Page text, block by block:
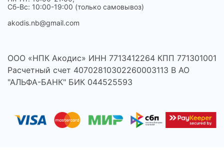
Сб-Вс: 10:00-19:00 (только самовывоз)
akodis.nb@gmail.com
ООО «НПК Акодис» ИНН 7713412264 КПП 771301001
Расчетный счет 40702810302260003113 В АО
"АЛЬФА-БАНК" БИК 044525593